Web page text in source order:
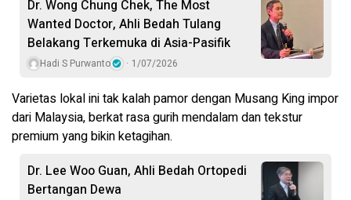
Dr. Wong Chung Chek, The Most
Wanted Doctor, Ahli Bedah Tulang
Belakang Terkemuka di Asia-Pasifik
Hadi S Purwanto 1/07/2026
Varietas lokal ini tak kalah pamor dengan Musang King impor
dari Malaysia, berkat rasa gurih mendalam dan tekstur
premium yang bikin ketagihan.
Dr. Lee Woo Guan, Ahli Bedah Ortopedi
Bertangan Dewa